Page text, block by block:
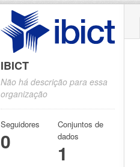
IBICT
Não há descrição para essa
organização
Seguidores
0
Conjuntos de
dados
1